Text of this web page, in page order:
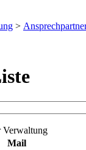
>
Verwaltung
Mail